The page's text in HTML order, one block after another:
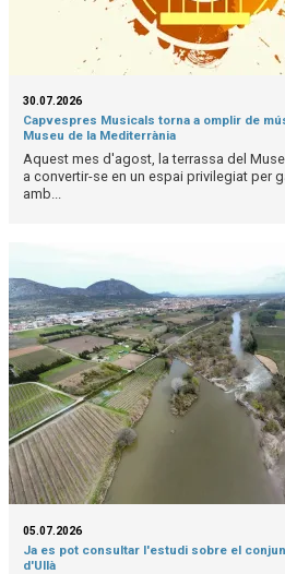
30.07.2026
Capvespres Musicals torna a omplir de
Museu de la Mediterrània
Aquest mes d'agost, la terrassa del
a convertir-se en un espai privilegiat per
amb...
05.07.2026
Ja es pot consultar l'estudi sobre el
d'Ullà